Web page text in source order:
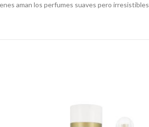
aman los perfumes suaves pero